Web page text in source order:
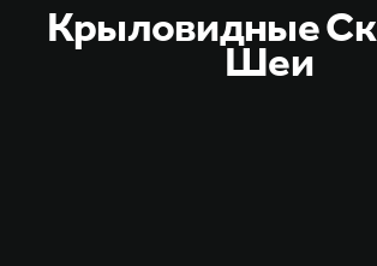
Крыловидные
Шеи